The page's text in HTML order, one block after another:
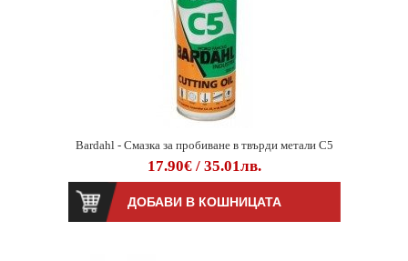
Bardahl - Смазка за пробиване в твърди метали C5
17.90€ / 35.01лв.